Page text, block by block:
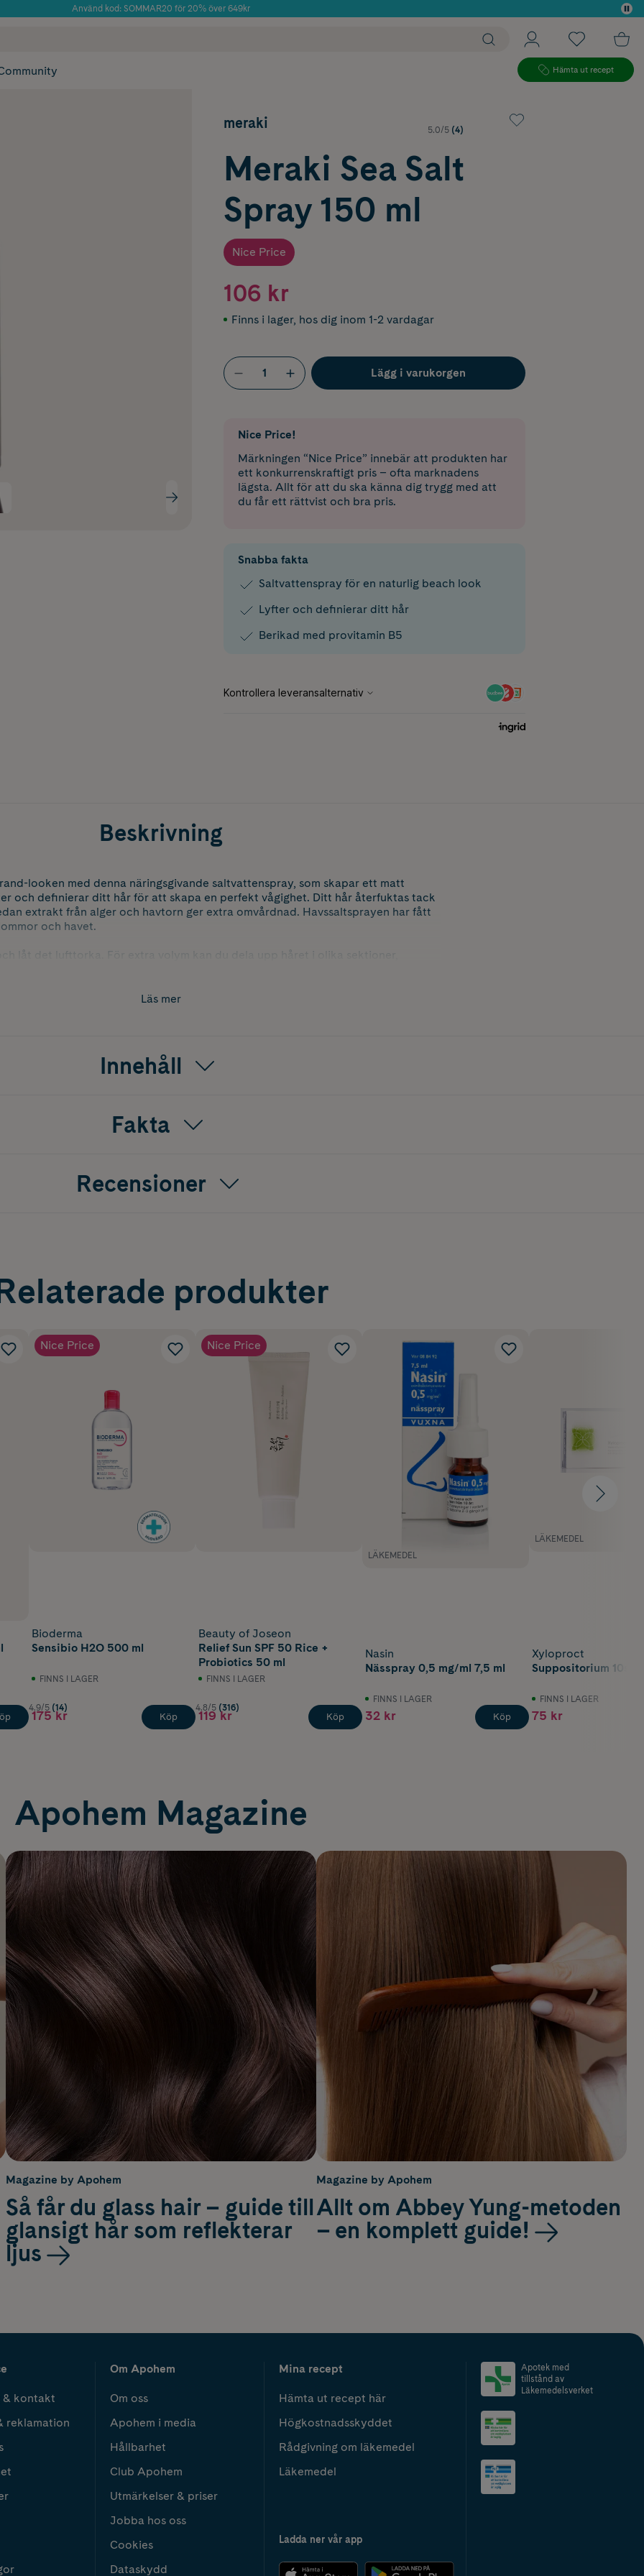
Använd kod: SOMMAR20 för 20% över 649kr
Hämta ut recept
meraki 5.0/5 (4)
Meraki Sea Salt
Spray 150 ml
Nice Price
106 kr
Finns i lager, hos dig inom 1-2 vardagar
Lägg i varukorgen
Nice Price!
Märkningen “Nice Price” innebär att produkten har
ett konkurrenskraftigt pris – ofta marknadens
lägsta. Allt för att du ska känna dig trygg med att
du får ett rättvist och bra pris.
Snabba fakta
Saltvattenspray för en naturlig beach look
Lyfter och definierar ditt hår
Berikad med provitamin B5
Beskrivning
looken med denna näringsgivande saltvattenspray, som skapar ett matt
och definierar ditt hår för att skapa en perfekt vågighet. Ditt hår återfuktas tack
extrakt från alger och havtorn ger extra omvårdnad. Havssaltsprayen har fått
och havet.
låt det lufttorka. För extra volym kan du dela upp håret i olika sektioner,
Läs mer
Innehåll
Fakta
Recensioner
produkter
Nice Price
Bioderma
Sensibio H2O 500 ml
FINNS I LAGER
4.9/5 (14)
175 kr Köp
Nice Price
Beauty of Joseon
Relief Sun SPF 50 Rice +
Probiotics 50 ml
FINNS I LAGER
4.8/5 (316)
119 kr Köp
LÄKEMEDEL
Nasin
Nässpray 0,5 mg/ml 7,5 ml
FINNS I LAGER
32 kr Köp
LÄKEMEDEL
Xyloproct
Suppositorium 10st
FINNS I LAGER
75 kr
Apohem Magazine
Magazine by Apohem
Så får du glass hair – guide till
glansigt hår som reflekterar
ljus
Magazine by Apohem
Allt om Abbey Yung-metoden
– en komplett guide!
& kontakt
reklamation
Om Apohem
Om oss
Apohem i media
Hållbarhet
Club Apohem
Utmärkelser & priser
Jobba hos oss
Cookies
Dataskydd
Mina recept
Hämta ut recept här
Högkostnadsskyddet
Rådgivning om läkemedel
Läkemedel
Ladda ner vår app
Apotek med
tillstånd av
Läkemedelsverket